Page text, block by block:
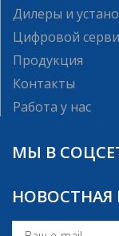
Дилеры и
Цифровой
Продукция
Контакты
Работа у нас
МЫ В
НОВОСТНАЯ